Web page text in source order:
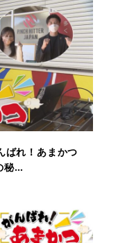
ばれ！あまかつ
秘…